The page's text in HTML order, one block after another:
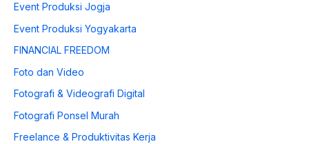
Event Produksi Jogja
Event Produksi Yogyakarta
FINANCIAL FREEDOM
Foto dan Video
Fotografi & Videografi Digital
Fotografi Ponsel Murah
Freelance & Produktivitas Kerja